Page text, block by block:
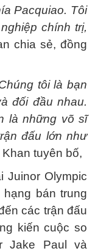
Pacquiao. Tôi
chính trị,
chia sẻ, đồng
tôi là bạn
đối đầu nhau.
là những võ sĩ
đấu lớn như
Khan tuyên bố,
Juinor Olympic
bán trung
các trận đấu
kiến cuộc so
Jake Paul và